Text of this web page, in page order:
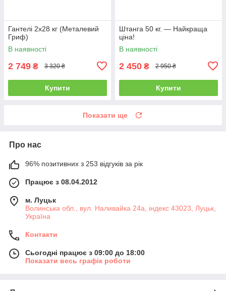
Гантелі 2х28 кг (Металевий
Гриф)
В наявності
2 749 ₴ 3 320 ₴
Купити
Штанга 50 кг. — Найкраща
ціна!
В наявності
2 450 ₴ 2 950 ₴
Купити
Показати ще
Про нас
96% позитивних з 253 відгуків за рік
Працює з 08.04.2012
м. Луцьк
Волинська обл., вул. Наливайка 24а, індекс 43023, Луцьк,
Україна
Контакти
Сьогодні працює з 09:00 до 18:00
Показати весь графік роботи